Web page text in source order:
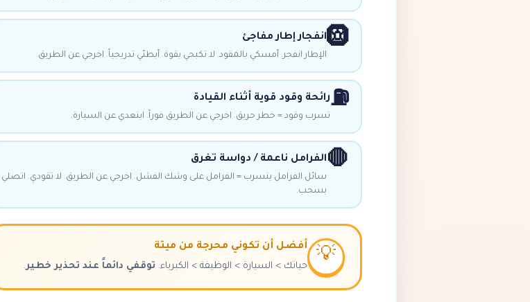
🛞انفجار إطار مفاجئ
الإطار انفجر. أمسكي بالمقود. لا تكبحي بقوة. أبطئي تدريجياً. اخرجي عن الطريق.
⛽رائحة وقود قوية أثناء القيادة
تسرب وقود = خطر حريق. اخرجي عن الطريق فوراً. ابتعدي عن السيارة.
🛑الفرامل ناعمة / دواسة تغرق
سائل الفرامل يتسرب = الفرامل على وشك الفشل. اخرجي عن الطريق. لا تقودي. اتصلي
بسحب.
💡
أفضل أن تكوني محرجة من ميتة
حياتك > السيارة > الوظيفة > الكبرياء. توقفي دائماً عند تحذير خطير.